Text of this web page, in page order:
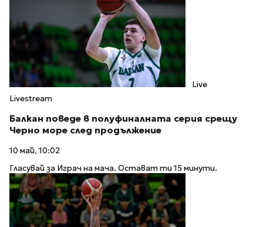
Live
Livestream
Балкан поведе в полуфиналната серия срещу
Черно море след продължение
10 май, 10:02
Гласувай за Играч на мача. Остават ти 15 минути.